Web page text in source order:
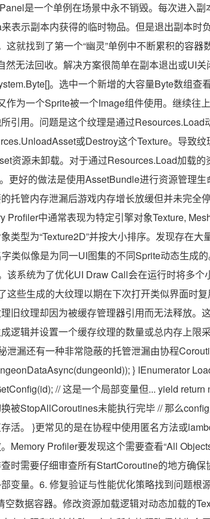
是一个单例在场景中永不销毁。每次进入
表示副本内获得的临时物品。但是退出副本时
这就找到了第一个“幽灵”单例中不断累积的容
无法回收。解决方案很简单在副本退出或UI关
。选中一个新增的大容量Byte数组查
作为一个Sprite被一个Image组件使用。继续往
引用。问题是这个纹理是通过Resources.Load
或Destroy这个Texture。导致
资源未卸载。对于通过Resources.Load加载
更好的做法是使用AssetBundle进行资源管理
托管内存泄漏后游戏内存增长放缓但并未完全
Profiler中通常表现为特定引擎对象Texture,
类型为“Texture2D”并按大小排序。发现存在
类似像是为同一UI图集的不同Sprite动态生成
该系统为了优化UI Draw Call会在运行时将多
这些生成的大纹理以期在下次打开类似界面时
旧纹理却因为被缓存管理器引用而无法释放。
逻辑并设置一个缓存纹理的数量或总内存上限
泄漏还有一种非常隐蔽的托管泄漏由协程
} IEnumerator
// 这是一个局部变量但... yield
被StopAllCoroutines未能执行完毕 // 那么
活。 }更常见的是在协程中使用匿名方法或
Memory Profiler要发现这个需要查看“All
时需要仔细审查所有StartCoroutine的地方确
变量。6. 修复验证与性能优化策略找到问题根
数据容器。修改资源加载逻辑对动态加载的